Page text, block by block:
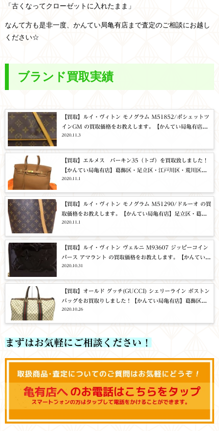
「古くなってクローゼットに入れたまま」
なんて方も是非一度、かんてい局亀有店まで査定のご相談にお越し
ください☆
ブランド買取実績
【買取】ルイ・ヴィトン モノグラム M51852/ポシェットツ
インGM の買取価格をお教えします。【かんてい局亀有店】
足立区・葛飾区
2020.11.3
【買取】エルメス バーキン35（トゴ）を買取致しました！
【かんてい局亀有店】葛飾区・足立区・江戸川区・荒川区・
松戸市
2020.11.1
【買取】ルイ・ヴィトン モノグラム M51290/ドルーオ の買
取価格をお教えします。【かんてい局亀有店】足立区・葛飾
区
2020.11.1
【買取】ルイ・ヴィトン ヴェルニ M93607 ジッピーコイン
パース アマラント の買取価格をお教えします。【かんてい局
亀有店】足立区・葛飾区
2020.10.31
【買取】オールド グッチ(GUCCI) シェリーライン ボストン
バッグをお買取りしました！【かんてい局亀有店】葛飾区・
足立区・江戸川区・荒川区・松戸市
2020.10.26
まずはお気軽にご相談ください！